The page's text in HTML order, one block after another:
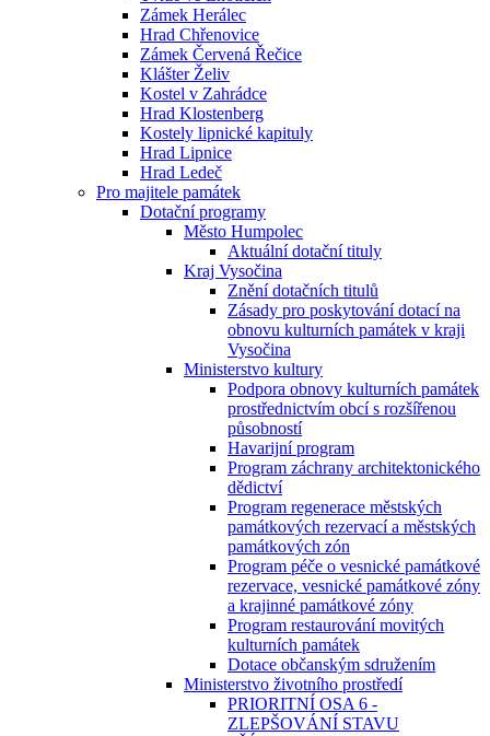
Zámek Herálec
Hrad Chřenovice
Zámek Červená Řečice
Klášter Želiv
Kostel v Zahrádce
Hrad Klostenberg
Kostely lipnické kapituly
Hrad Lipnice
Hrad Ledeč
Pro majitele památek
Dotační programy
Město Humpolec
Aktuální dotační tituly
Kraj Vysočina
Znění dotačních titulů
Zásady pro poskytování dotací na
obnovu kulturních památek v kraji
Vysočina
Ministerstvo kultury
Podpora obnovy kulturních památek
prostřednictvím obcí s rozšířenou
působností
Havarijní program
Program záchrany architektonického
dědictví
Program regenerace městských
památkových rezervací a městských
památkových zón
Program péče o vesnické památkové
rezervace, vesnické památkové zóny
a krajinné památkové zóny
Program restaurování movitých
kulturních památek
Dotace občanským sdružením
Ministerstvo životního prostředí
PRIORITNÍ OSA 6 -
ZLEPŠOVÁNÍ STAVU